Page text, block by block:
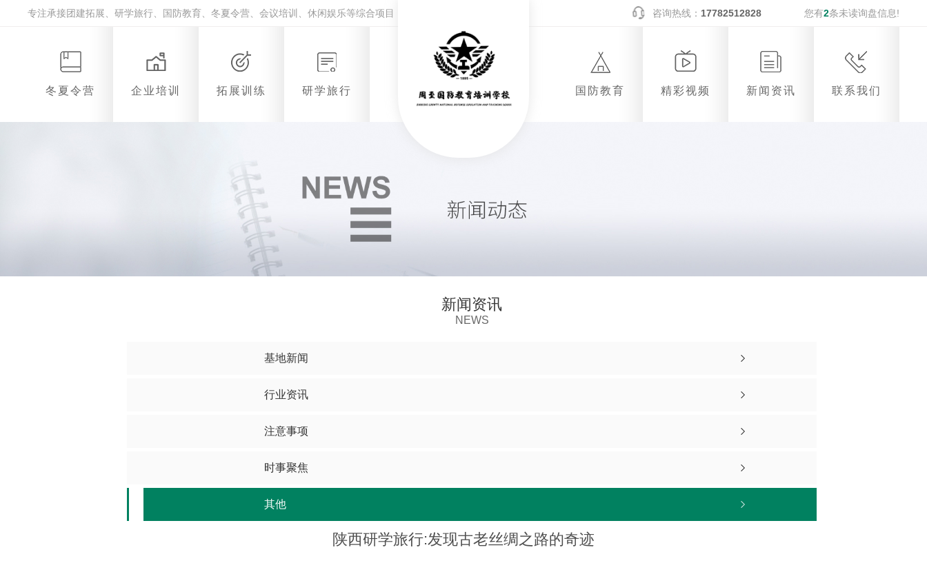
专注承接团建拓展、研学旅行、国防教育、冬夏令营、会议培训、休闲娱乐等综合项目！ 咨询热线： 17782512828 您有2条未读询盘信息!
冬夏令营 企业培训 拓展训练 研学旅行 国防教育 精彩视频 新闻资讯 联系我们
新闻资讯
NEWS
基地新闻
行业资讯
注意事项
时事聚焦
其他
陕西研学旅行:发现古老丝绸之路的奇迹